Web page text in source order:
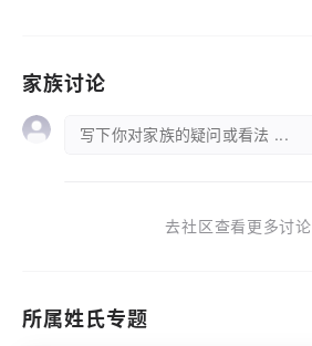
家族讨论
写下你对家族的疑问或看法 ...
去社区查看更多讨论
所属姓氏专题